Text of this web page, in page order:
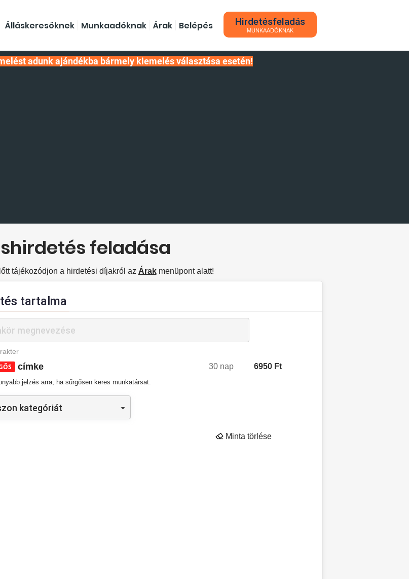
Hirdetésfeladás
MUNKAADÓKNAK
Belépés
Árak
Munkaadóknak
Álláskeresőknek
adunk ajándékba bármely kiemelés választása esetén!
feladása
tájékozódjon a hirdetési díjakról az Árakmenüpont alatt!
tartalma
címke 6950 Ft
30 nap
jelzés arra, ha sűrgősen keres munkatársat.
kategóriát
Minta törlése